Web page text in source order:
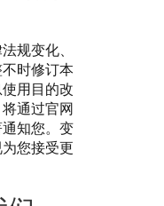
规变化、
时修订本
用目的改
通过官网
知您。变
您接受更